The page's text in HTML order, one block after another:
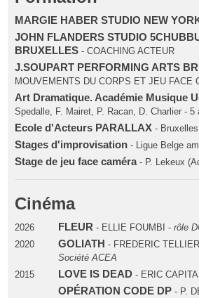
MARGIE HABER STUDIO NEW
JOHN FLANDERS STUDIO
BRUXELLES - COACHING ACTEUR
J.SOUPART PERFORMING ARTS
MOUVEMENTS DU CORPS ET JEU FACE
Art Dramatique. Académie Musique
Spedalle, F. Mairet, P. Racan, D. Charlier - 5
Ecole d'Acteurs PARALLAX -
Stages d'improvisation- Ligue Belge
Stage de jeu face caméra- P. Lekeux
Cinéma
2026 FLEUR- ELLIE FOUMBI - rôle
2020
GOLIATH - FREDERIC
Société ACEA
2015
LOVE IS DEAD- ERIC
OPÉRATION CODE DP- P.